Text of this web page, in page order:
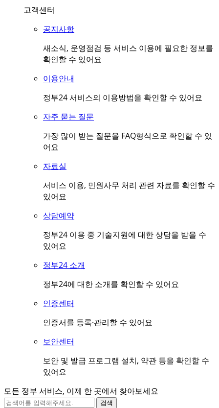
고객센터
공지사항
새소식, 운영점검 등 서비스 이용에 필요한 정보를
확인할 수 있어요
이용안내
정부24 서비스의 이용방법을 확인할 수 있어요
자주 묻는 질문
가장 많이 받는 질문을 FAQ형식으로 확인할 수 있
어요
자료실
서비스 이용, 민원사무 처리 관련 자료를 확인할 수
있어요
상담예약
정부24 이용 중 기술지원에 대한 상담을 받을 수
있어요
정부24 소개
정부24에 대한 소개를 확인할 수 있어요
인증센터
인증서를 등록·관리할 수 있어요
보안센터
보안 및 발급 프로그램 설치, 약관 등을 확인할 수
있어요
모든 정부 서비스, 이제 한 곳에서 찾아보세요
검색